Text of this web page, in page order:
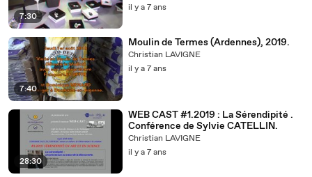
7:30
il y a 7 ans
7:40
Moulin de Termes (Ardennes), 2019.
Christian LAVIGNE
il y a 7 ans
28:30
WEB CAST #1.2019 : La Sérendipité .
Conférence de Sylvie CATELLIN.
Christian LAVIGNE
il y a 7 ans